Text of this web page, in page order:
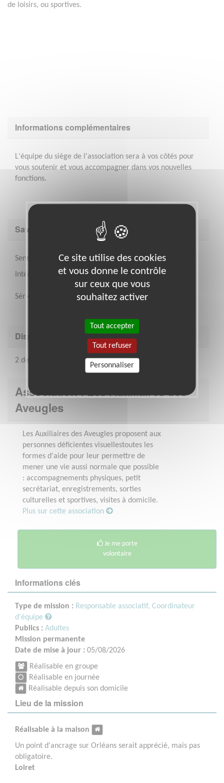
de loisirs, ou sportives.
Informations complémentaires
L'équipe du siège de l'association sera à vos côtés pour
vous soutenir et vous accompagner dans vos nouvelles
fonctions.
Savoir être & compétences
Sens de l'organisation et de l'animation.
Intérêt pour le handicap visuel.
Sérieux et goût du contact humain.
Disponibilité demandée
2 demi-journées par semaine minimum
Association : Les Auxiliaires des
Aveugles
Les Auxiliaires des Aveugles proposent aux
personnes déficientes visuellestoutes les
formes d'aide pour leur permettre de
mener une vie aussi normale que possible
: accompagnements physiques, petit
secrétariat, enregistrements, sorties
culturelles et sportives, visites à domicile.
Plus sur cette association
Je me porte
volontaire
Informations clés
Type de mission : Responsable associatif, Coordinateur
d'équipe
Publics : Adultes
Mission permanente
Date de mise à jour : 05/08/2026
Réalisable en groupe
Réalisable en journée
Réalisable depuis son domicile
Lieu de la mission
Réalisable à la maison
Un point d'ancrage sur Orléans serait apprécié, mais pas
obligatoire.
Loiret
Ce site utilise des cookies
et vous donne le contrôle
sur ceux que vous
souhaitez activer
Tout accepter
Tout refuser
Personnaliser